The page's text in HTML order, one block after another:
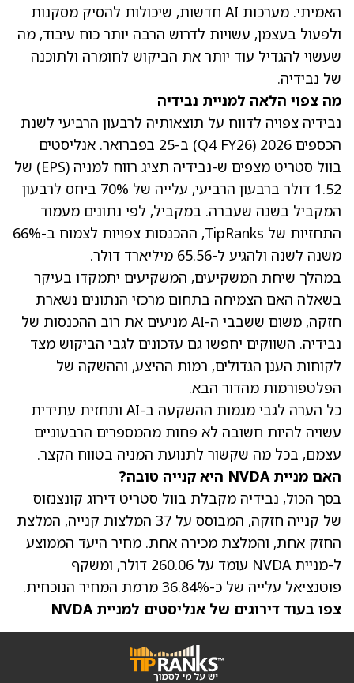
האמיתי. מערכות AI חדשות, שיכולות להסיק מסקנות
ולפעול בעצמן, עשויות לדרוש הרבה יותר כוח עיבוד, מה
שעשוי להגדיל עוד יותר את הביקוש לחומרה ולתוכנה
של נבידיה.
מה צפוי הלאה למניית נבידיה
נבידיה צפויה לדווח על תוצאותיה לרבעון הרביעי לשנת
הכספים 2026 (Q4 FY26) ב-25 בפברואר. אנליסטים
בוול סטריט מצפים ש-
נבידיה תציג רווח למניה (EPS) של
1.52 דולר ברבעון הרביעי
, עלייה של 70% ביחס לרבעון
המקביל בשנה שעברה. במקביל, לפי נתונים מעמוד
התחזיות של TipRanks
, ההכנסות צפויות לצמוח ב-66%
משנה לשנה ולהגיע ל-65.56 מיליארד דולר.
במהלך שיחת המשקיעים, המשקיעים יתמקדו בעיקר
בשאלה האם הצמיחה בתחום מרכזי הנתונים נשארת
חזקה, משום ששבבי ה-AI מניעים את רוב ההכנסות של
נבידיה. השווקים יחפשו גם עדכונים לגבי הביקוש מצד
לקוחות הענן הגדולים, רמות ההיצע, וההשקה של
הפלטפורמות מהדור הבא.
כל הערה לגבי מגמות ההשקעה ב-AI ותחזית עתידית
עשויה להיות חשובה לא פחות מהמספרים הרבעוניים
עצמם, בכל מה שקשור לתנועת המניה בטווח הקצר.
האם מניית NVDA היא קנייה טובה?
בסך הכול, נבידיה מקבלת בוול סטריט דירוג קונצנזוס
של קנייה חזקה, המבוסס על 37 המלצות קנייה, המלצת
החזק אחת, והמלצת מכירה אחת. מחיר היעד הממוצע
ל-מניית NVDA
עומד על 260.06 דולר, ומשקף
פוטנציאל עלייה של כ-36.84% מרמת המחיר הנוכחית.
צפו בעוד דירוגים של אנליסטים למניית NVDA